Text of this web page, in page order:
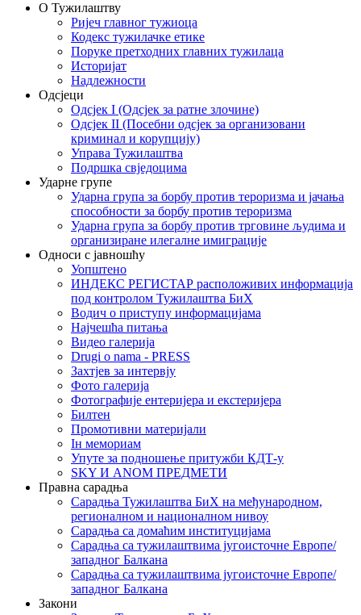
О Тужилаштву
Ријеч главног тужиоца
Кодекс тужилачке етике
Поруке претходних главних тужилаца
Историјат
Надлежности
Одсјеци
Одсјек I (Одсјек за ратне злочине)
Одсјек II (Посебни одсјек за организовани
криминал и корупцију)
Управа Тужилаштва
Подршка свједоцима
Ударне групе
Ударна група за борбу против тероризма и јачања
способности за борбу против тероризма
Ударна група за борбу против трговине људима и
организиране илегалне имиграције
Односи с јавношћу
Уопштено
ИНДЕКС РЕГИСТАР расположивих информација
под контролом Тужилаштва БиХ
Водич о приступу информацијама
Најчешћа питања
Видео галерија
Drugi o nama - PRESS
Захтјев за интервју
Фото галерија
Фотографије ентеријера и екстеријера
Билтен
Промотивни материјали
Iн мемориам
Упуте за подношење притужби КДТ-у
SKY И ANOM ПРЕДМЕТИ
Правна сарадња
Сарадња Тужилаштва БиХ на међународном,
регионалном и националном нивоу
Сарадња са домаћим институцијама
Сарадња са тужилаштвима југоисточне Европе/
западног Балкана
Сарадња са тужилаштвима југоисточне Европе/
западног Балкана
Закони